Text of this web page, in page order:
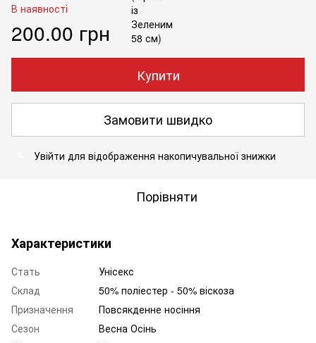
В наявності
200.00 грн
Купити
Замовити швидко
Увійти для відображення накопичувальної знижки
Порівняти
Характеристики
Стать
Унісекс
Склад
50% поліестер - 50% віскоза
Призначення
Повсякденне носіння
Сезон
Весна Осінь